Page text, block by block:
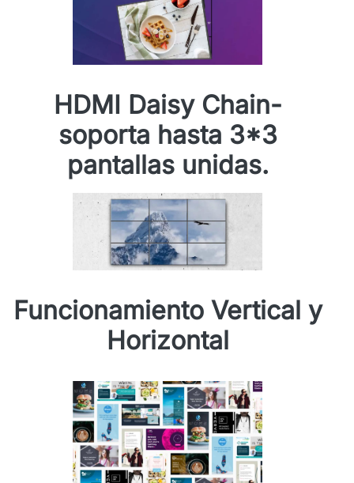
HDMI Daisy Chain-
soporta hasta 3*3
pantallas unidas.
Funcionamiento Vertical y
Horizontal